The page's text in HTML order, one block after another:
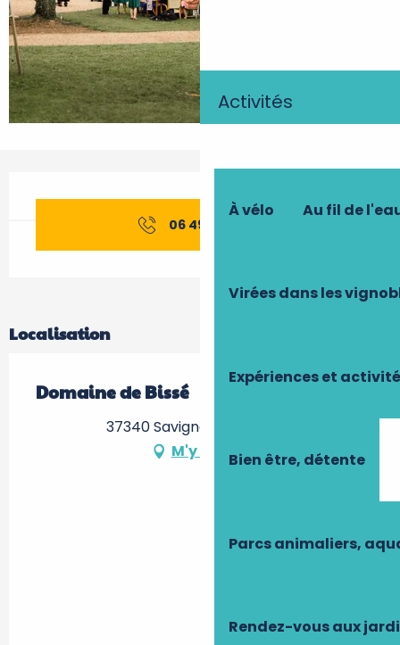
Activités
À vélo Au fil de
Virées dans les
Expériences et
Bien être, détente
Parcs animaliers,
Rendez-vous aux
06 49 37 10
Localisation
Domaine de Bissé
37340 Savigné-sur-Lathan
M'y rendre